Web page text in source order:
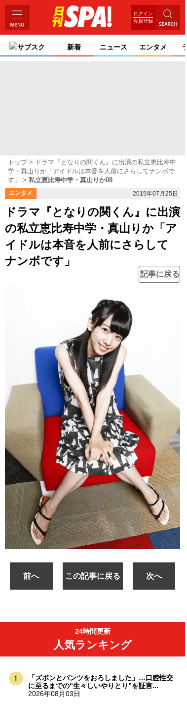
ログイン
会員登録
サブスク 新着 ニュース エンタメ
トップ
ドラマ『となりの関くん』に出演の私立恵比寿中
学・真山りか「アイドルは本音を人前にさらしてナンボで
す」
私立恵比寿中学・真山りか08
エンタメ 2015年07月25日
ドラマ『となりの関くん』に出演
の私立恵比寿中学・真山りか「ア
イドルは本音を人前にさらして
ナンボです」
記事に戻る
前へ この記事に戻る 次へ
24時間更新
人気ランキング
「ズボンとパンツをおろしました」…口腔性交
に至るまでの“生々しいやりとり”を証言...
2026年08月03日